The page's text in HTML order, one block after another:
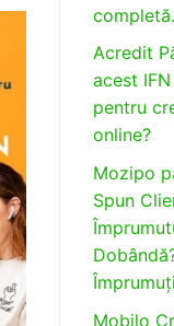
completă.
Acredit
acest
pentru
online?
Mozipo
Spun
Mobilo